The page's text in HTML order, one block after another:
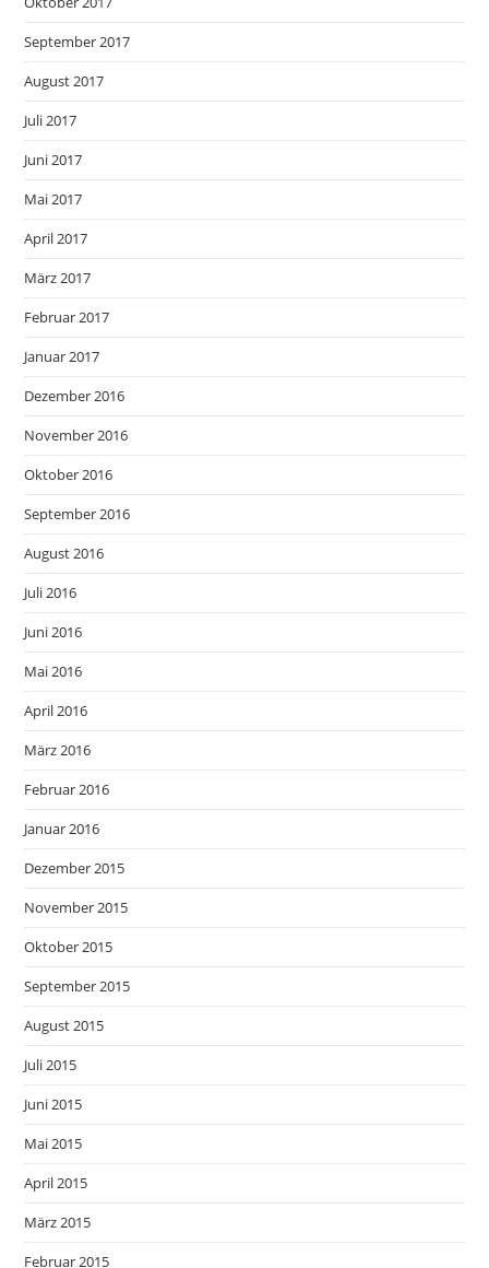
September 2017
August 2017
Juli 2017
Juni 2017
Mai 2017
April 2017
März 2017
Februar 2017
Januar 2017
Dezember 2016
November 2016
Oktober 2016
September 2016
August 2016
Juli 2016
Juni 2016
Mai 2016
April 2016
März 2016
Februar 2016
Januar 2016
Dezember 2015
November 2015
Oktober 2015
September 2015
August 2015
Juli 2015
Juni 2015
Mai 2015
April 2015
März 2015
Februar 2015